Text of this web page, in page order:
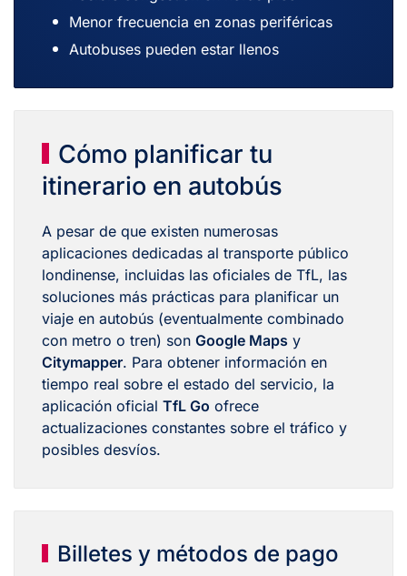
Menor frecuencia en zonas periféricas
Autobuses pueden estar llenos
Cómo planificar tu
itinerario en autobús
A pesar de que existen numerosas
aplicaciones dedicadas al transporte público
londinense, incluidas las oficiales de TfL, las
soluciones más prácticas para planificar un
viaje en autobús (eventualmente combinado
con metro o tren) son Google Maps y
Citymapper. Para obtener información en
tiempo real sobre el estado del servicio, la
aplicación oficial TfL Go ofrece
actualizaciones constantes sobre el tráfico y
posibles desvíos.
Billetes y métodos de pago